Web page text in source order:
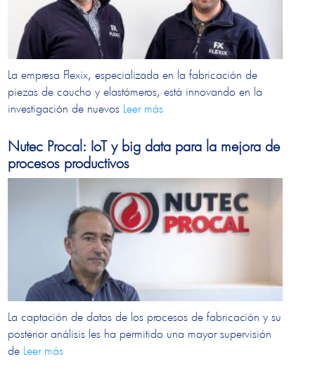
La empresa Flexix, especializada en la fabricación de
piezas de caucho y elastómeros, está innovando en la
investigación de nuevos Leer más
Nutec Procal: IoT y big data para la mejora de
procesos productivos
La captación de datos de los procesos de fabricación y su
posterior análisis les ha permitido una mayor supervisión
de Leer más